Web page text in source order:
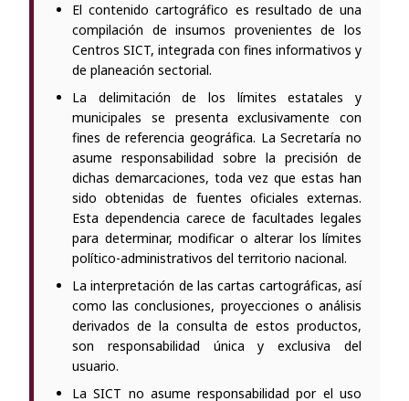
El contenido cartográfico es resultado de una
compilación de insumos provenientes de los
Centros SICT, integrada con fines informativos y
de planeación sectorial.
La delimitación de los límites estatales y
municipales se presenta exclusivamente con
fines de referencia geográfica. La Secretaría no
asume responsabilidad sobre la precisión de
dichas demarcaciones, toda vez que estas han
sido obtenidas de fuentes oficiales externas.
Esta dependencia carece de facultades legales
para determinar, modificar o alterar los límites
político-administrativos del territorio nacional.
La interpretación de las cartas cartográficas, así
como las conclusiones, proyecciones o análisis
derivados de la consulta de estos productos,
son responsabilidad única y exclusiva del
usuario.
La SICT no asume responsabilidad por el uso